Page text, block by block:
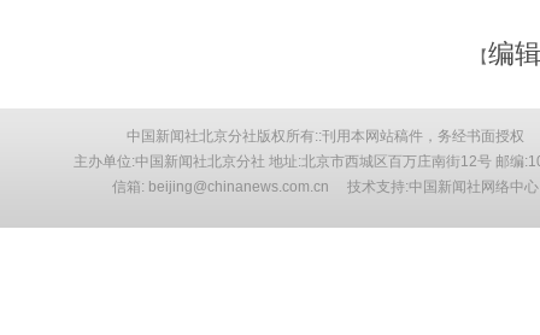
【编
中国新闻社北京分社版权所有::刊用本网站稿件，务经书面授权
主办单位:中国新闻社北京分社 地址:北京市西城区百万庄南街12号 邮编
信箱: beijing@chinanews.com.cn 技术支持:中国新闻社网络中心